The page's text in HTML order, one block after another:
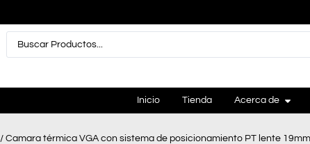
Inicio Tienda Acerca de
/ Camara térmica VGA con sistema de posicionamiento PT lente 19mm